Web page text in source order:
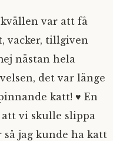
var att få
vacker, tillgiven
nästan hela
det var länge
katt! ♥ En
vi skulle slippa
jag kunde ha katt